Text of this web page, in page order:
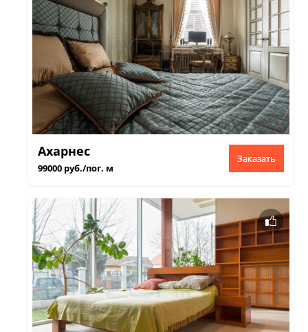
Ахарнес
99000 руб./пог. м
Заказать